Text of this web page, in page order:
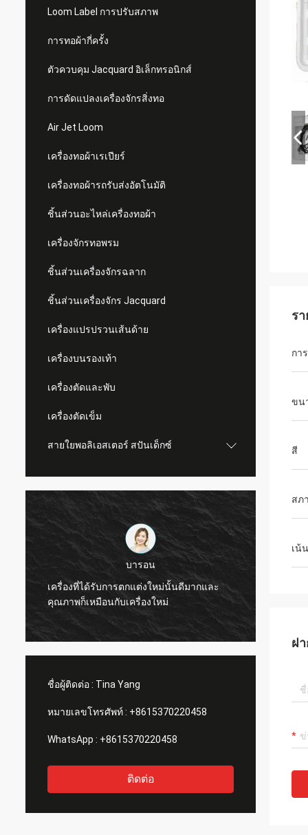
Loom Label การปรับสภาพ
การทอผ้ากี่ครั้ง
ตัวควบคุม Jacquard อิเล็กทรอนิกส์
การดัดแปลงเครื่องจักรสิ่งทอ
Air Jet Loom
เครื่องทอผ้าเรเปียร์
เครื่องทอผ้ารถรับส่งอัตโนมัติ
ชิ้นส่วนอะไหล่เครื่องทอผ้า
เครื่องจักรทอพรม
ชิ้นส่วนเครื่องจักรฉลาก
ชิ้นส่วนเครื่องจักร Jacquard
เครื่องแปรปรวนเส้นด้าย
เครื่องบนรองเท้า
เครื่องตัดและพับ
เครื่องตัดเข็ม
สายใยพอลิเอสเตอร์ สปันเด็กซ์
บารอน
เครื่องที่ได้รับการตกแต่งใหม่นั้นดีมากและ
คุณภาพก็เหมือนกับเครื่องใหม่
ชื่อผู้ติดต่อ : Tina Yang
หมายเลขโทรศัพท์ : +8615370220458
WhatsApp : +8615370220458
ติดต่อ
ร
กา
ขน
สี
สภ
เน้น
ฝ